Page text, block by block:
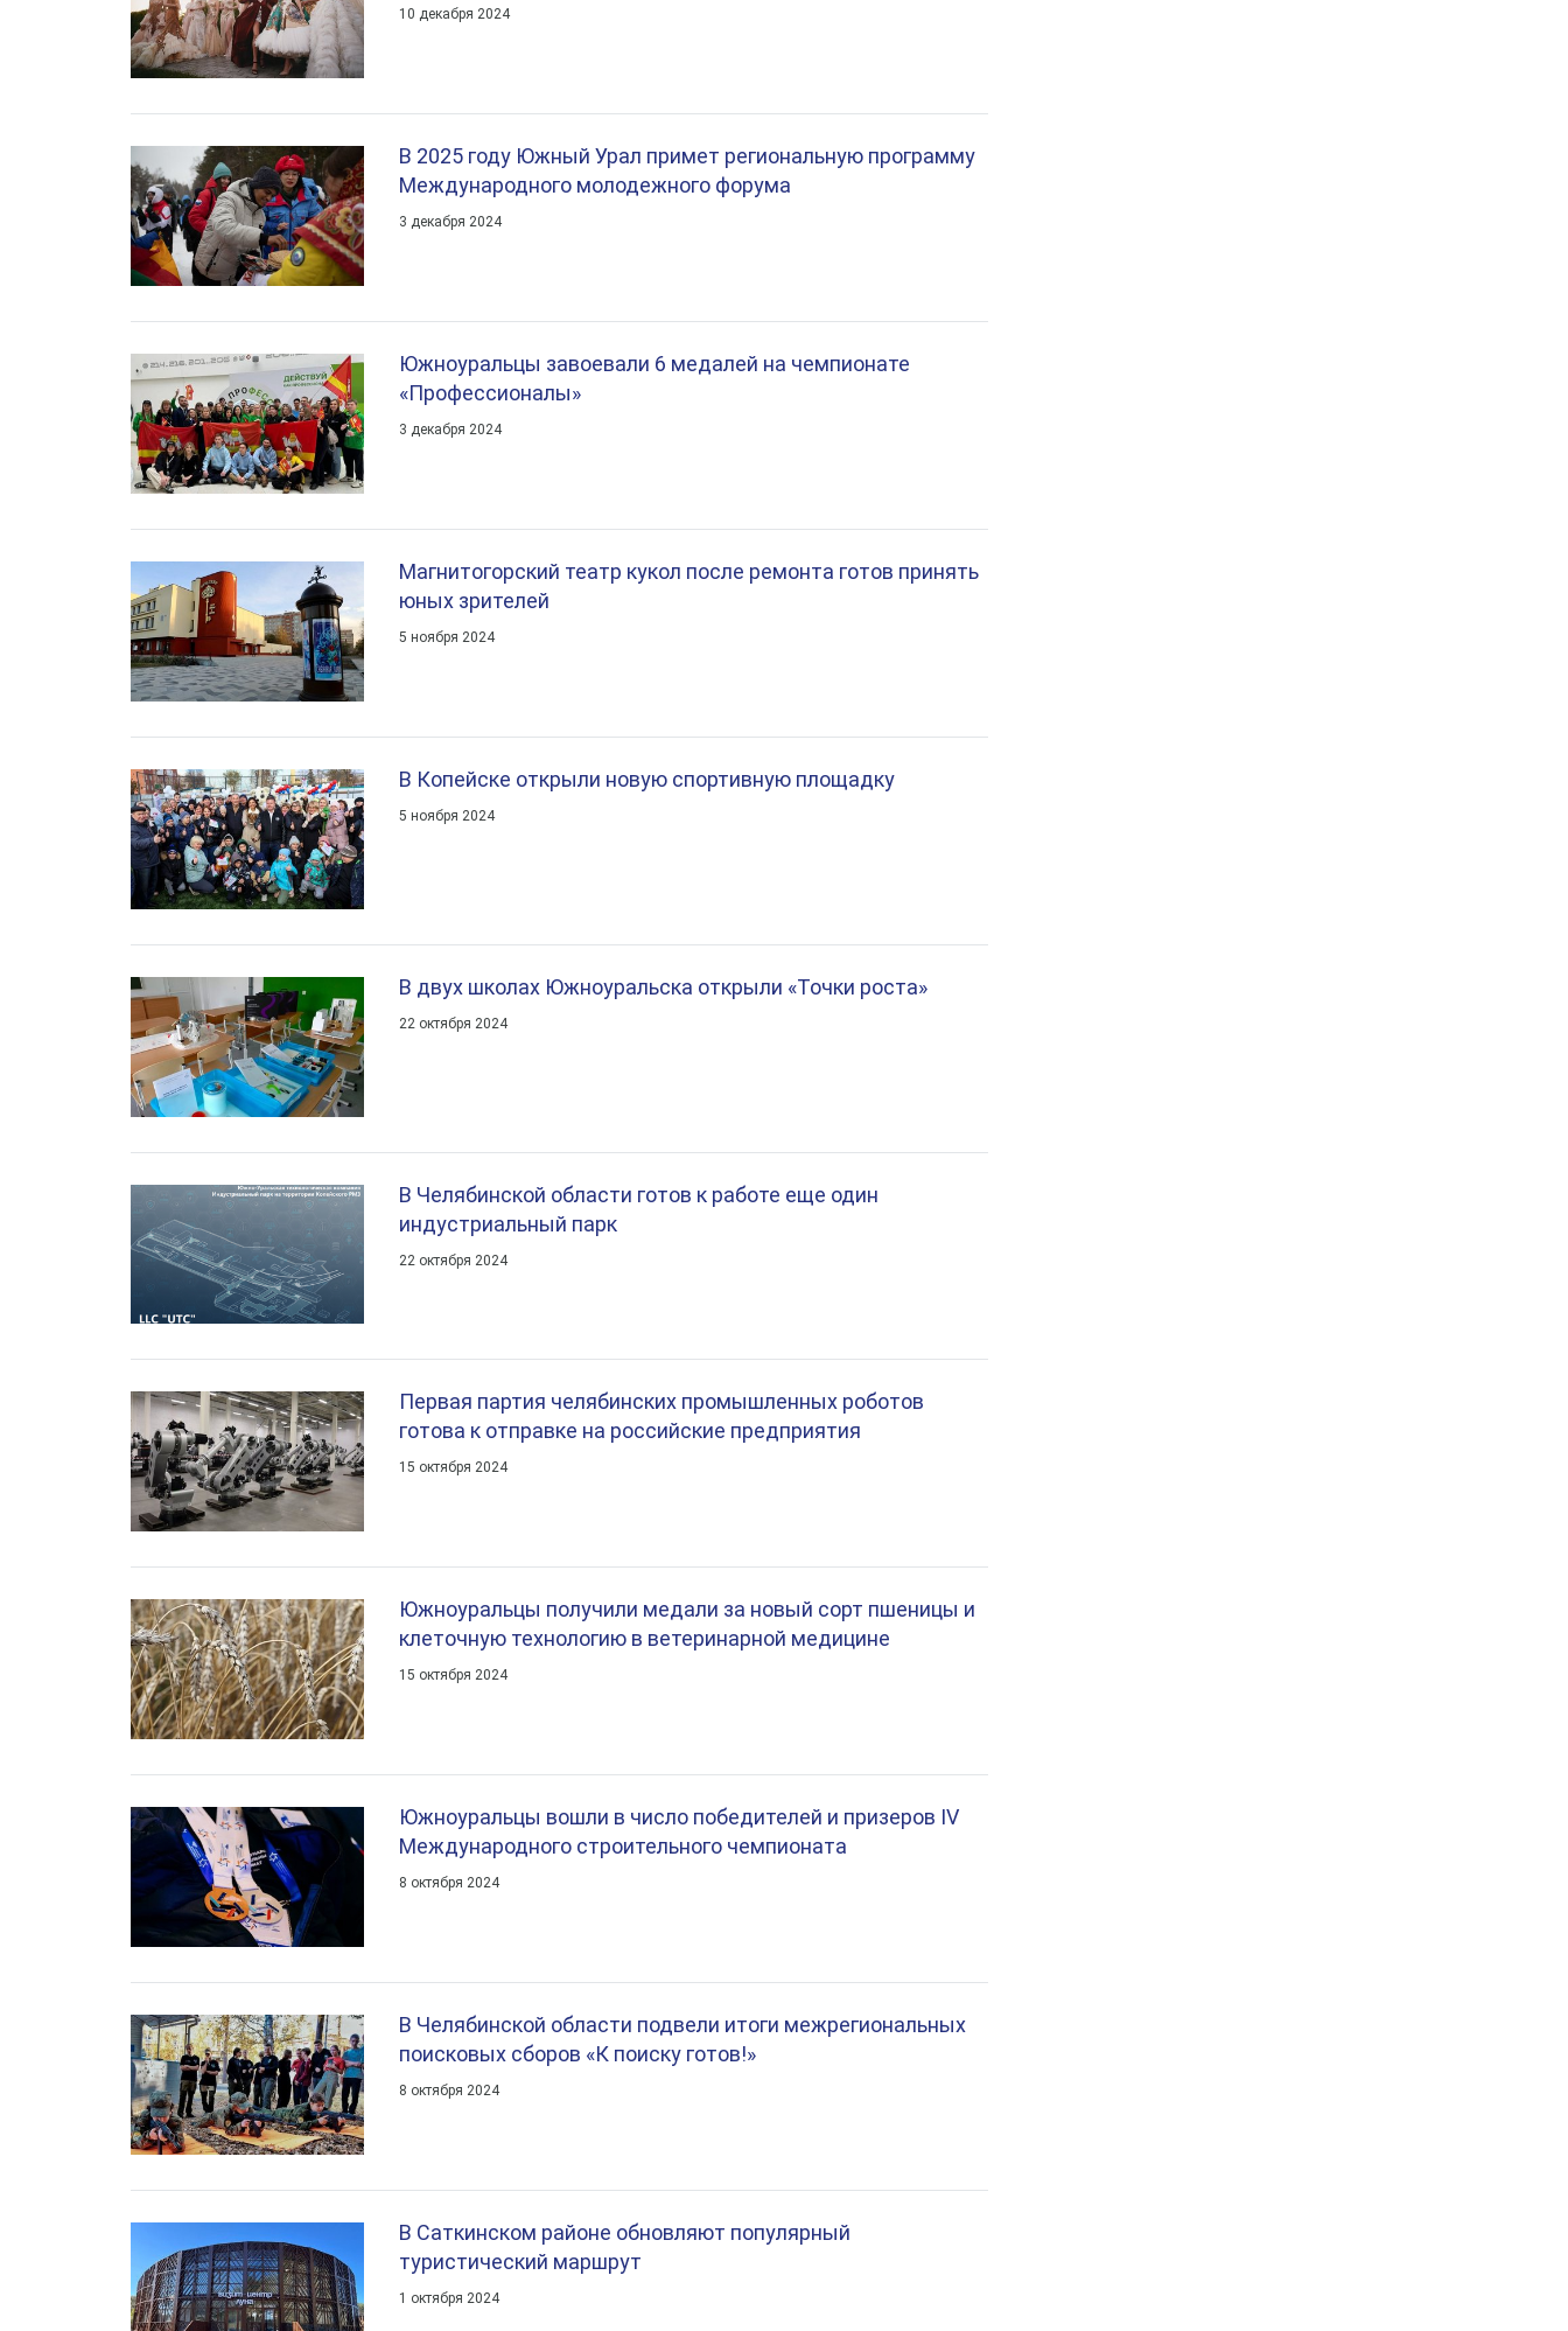
10 декабря 2024
В 2025 году Южный Урал примет региональную программу
Международного молодежного форума
3 декабря 2024
Южноуральцы завоевали 6 медалей на чемпионате
«Профессионалы»
3 декабря 2024
Магнитогорский театр кукол после ремонта готов принять
юных зрителей
5 ноября 2024
В Копейске открыли новую спортивную площадку
5 ноября 2024
В двух школах Южноуральска открыли «Точки роста»
22 октября 2024
В Челябинской области готов к работе еще один
индустриальный парк
22 октября 2024
Первая партия челябинских промышленных роботов
готова к отправке на российские предприятия
15 октября 2024
Южноуральцы получили медали за новый сорт пшеницы и
клеточную технологию в ветеринарной медицине
15 октября 2024
Южноуральцы вошли в число победителей и призеров IV
Международного строительного чемпионата
8 октября 2024
В Челябинской области подвели итоги межрегиональных
поисковых сборов «К поиску готов!»
8 октября 2024
В Саткинском районе обновляют популярный
туристический маршрут
1 октября 2024